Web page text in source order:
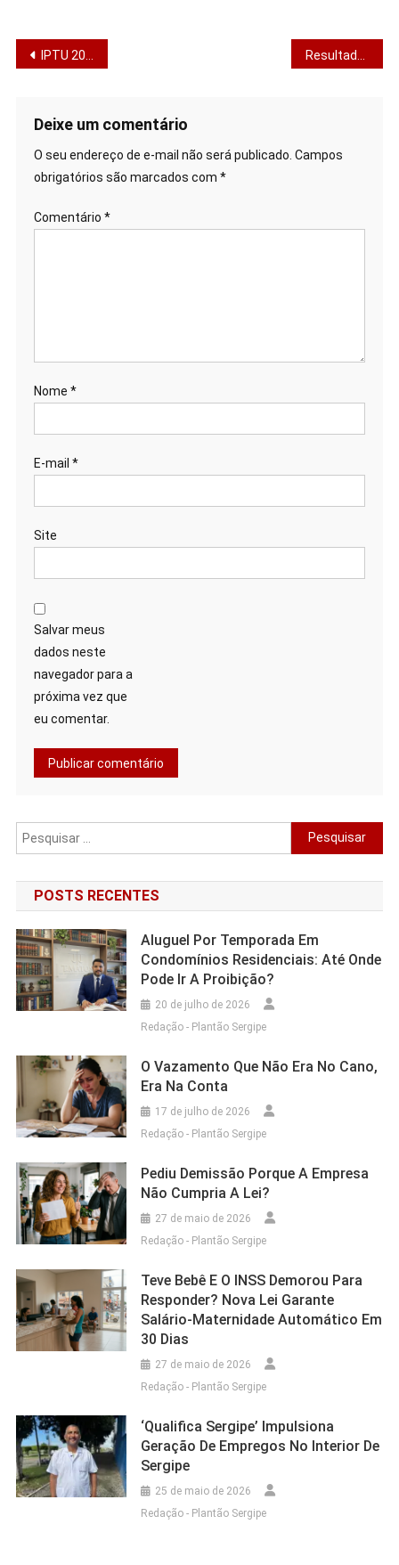
Navegação
Post
IPTU 2026: prazo final para desconto de 7,5% em Aracaju
Deixe um comentário
O seu endereço de e-mail não será publicado. Campos
obrigatórios são marcados com *
Comentário *
Nome *
E-mail *
Site
Salvar meus
dados neste
navegador para a
próxima vez que
eu comentar.
Pesquisar
por:
POSTS RECENTES
Aluguel Por Temporada Em
Condomínios Residenciais: Até Onde
Pode Ir A Proibição?
20 de julho de 2026
Redação - Plantão Sergipe
O Vazamento Que Não Era No Cano,
Era Na Conta
17 de julho de 2026
Redação - Plantão Sergipe
Pediu Demissão Porque A Empresa
Não Cumpria A Lei?
27 de maio de 2026
Redação - Plantão Sergipe
Teve Bebê E O INSS Demorou Para
Responder? Nova Lei Garante
Salário-Maternidade Automático Em
30 Dias
27 de maio de 2026
Redação - Plantão Sergipe
‘Qualifica Sergipe’ Impulsiona
Geração De Empregos No Interior De
Sergipe
25 de maio de 2026
Redação - Plantão Sergipe